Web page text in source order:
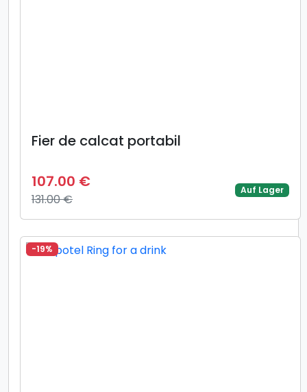
Fier de calcat portabil
107.00 €
131.00 €
Auf Lager
-19%